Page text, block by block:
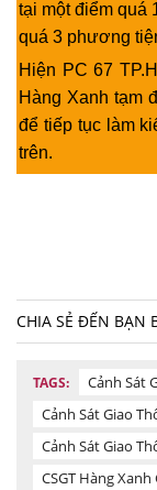
tại một điểm quá
quá 3 phương
Hiện PC 67
Hàng Xanh tạm
để tiếp tục làm
trên.
CHIA SẺ ĐẾN BẠN
TAGS: Cảnh Sát
Cảnh Sát Giao
Cảnh Sát Giao
CSGT Hàng Xanh